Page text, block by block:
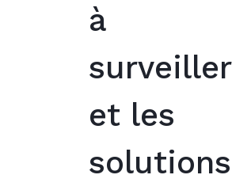
à
surveiller
et les
solutions